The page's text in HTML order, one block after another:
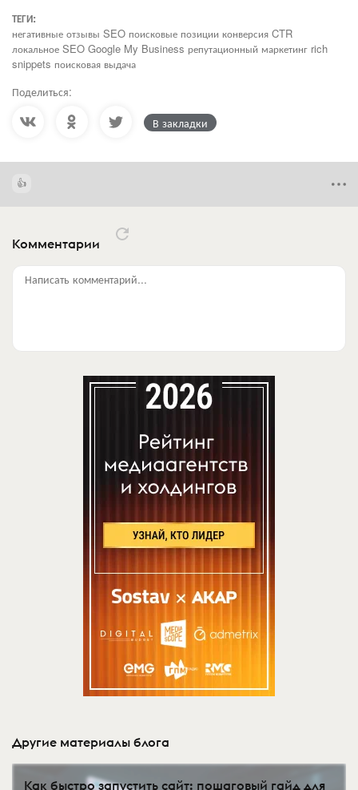
ТЕГИ:
негативные отзывы SEO поисковые позиции конверсия CTR
локальное SEO Google My Business репутационный маркетинг rich
snippets поисковая выдача
Поделиться:
В закладки
Комментарии
Написать комментарий...
Другие материалы блога
Как быстро запустить сайт: пошаговый гайд для